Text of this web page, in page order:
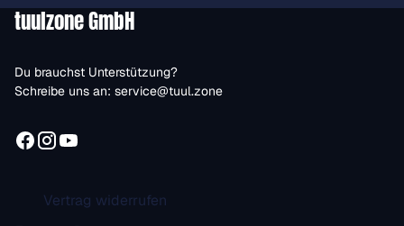
tuulzone GmbH
Du brauchst Unterstützung?
Schreibe uns an: service@tuul.zone
Vertrag widerrufen